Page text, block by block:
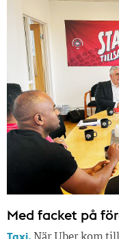
Med facket på
Taxi.